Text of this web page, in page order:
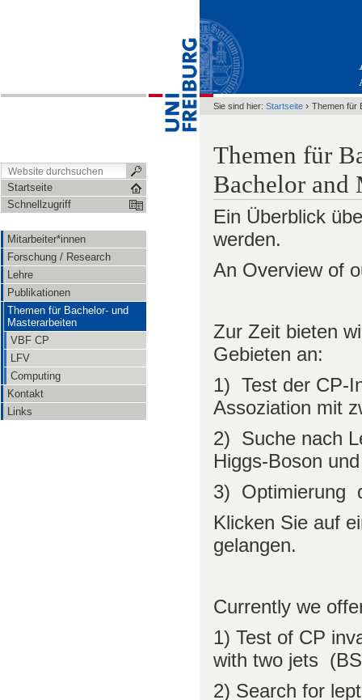
Startseite
Schnellzugriff
Mitarbeiter*innen
Forschung / Research
Lehre
Publikationen
Themen für Bachelor- und
Masterarbeiten
VBF CP
LFV
Computing
Kontakt
Links
Sie sind hier: Startseite › Themen für
Themen für
Bachelor and
Ein Überblick
werden.
An Overview of
Zur Zeit bieten
Gebieten an:
1) Test der CP-
Assoziation mit
2) Suche nach
Higgs-Boson
3) Optimierung
Klicken Sie auf
gelangen.
Currently we
1) Test of CP
with two jets
2) Search for